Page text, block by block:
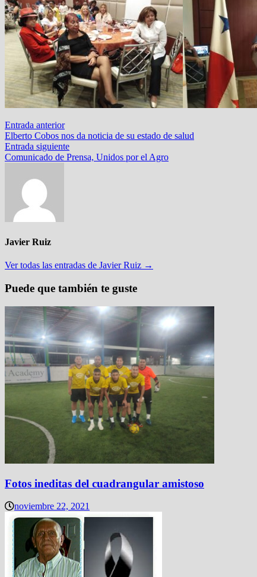
Navegación
de
entradas
Entrada anteriorEntrada
anterior:
Elberto Cobos nos da noticia de su estado de salud
Entrada siguienteEntrada
siguiente:
Comunicado de Prensa, Unidos por el Agro
Javier Ruiz
Ver todas las entradas de Javier Ruiz →
Puede que también te guste
Fotos ineditas del cuadrangular amistoso
noviembre 22, 2021